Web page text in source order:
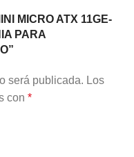
MICRO ATX 11GE-
PARA
será publicada. Los
con *